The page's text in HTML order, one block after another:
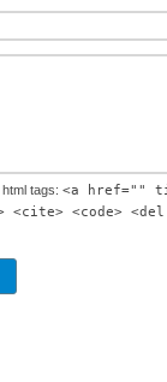
tags: <a href=""
<cite> <code>